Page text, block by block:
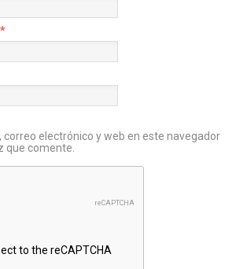
*
correo electrónico y web en este navegador
que comente.